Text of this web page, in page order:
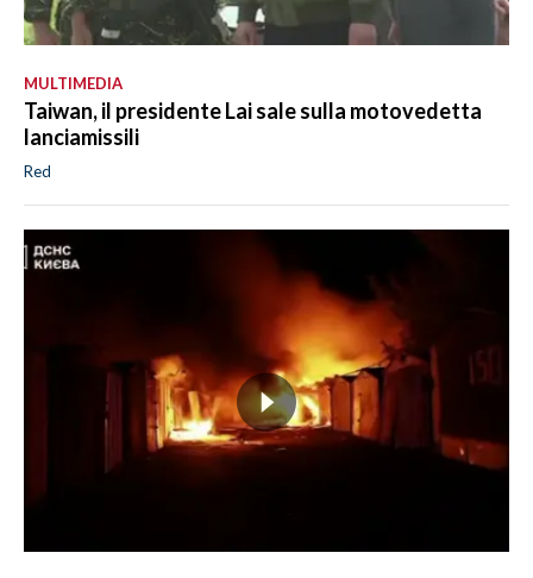
MULTIMEDIA
Taiwan, il presidente Lai sale sulla motovedetta
lanciamissili
Red